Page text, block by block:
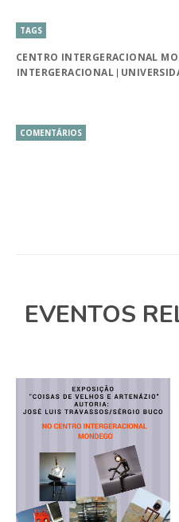
TAGS
CENTRO INTERGERACIONAL
INTERGERACIONAL
COMENTÁRIOS
EVENTOS